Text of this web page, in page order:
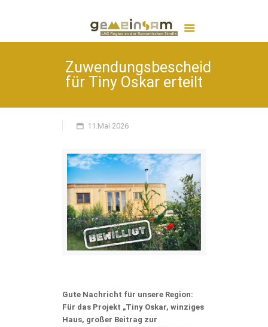
Zuwendungsbescheid
für Tiny Oskar erteilt
11.Mai 2026
Gute Nachricht für unsere Region:
Für das Projekt „Tiny Oskar, winziges
Haus, großer Beitrag zur